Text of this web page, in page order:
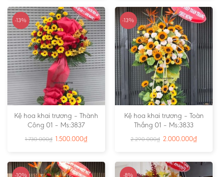
-13%
Kệ hoa khai trương – Thành
Công 01 – Ms:3837
1.730.000₫ 1.500.000₫
-13%
Kệ hoa khai trương – Toàn
Thắng 01 – Ms:3833
2.290.000₫ 2.000.000₫
-10% -8%